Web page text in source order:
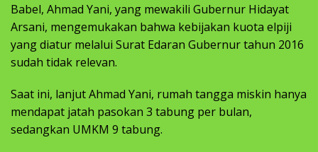
Babel, Ahmad Yani, yang mewakili Gubernur Hidayat
Arsani, mengemukakan bahwa kebijakan kuota elpiji
yang diatur melalui Surat Edaran Gubernur tahun 2016
sudah tidak relevan.
Saat ini, lanjut Ahmad Yani, rumah tangga miskin hanya
mendapat jatah pasokan 3 tabung per bulan,
sedangkan UMKM 9 tabung.